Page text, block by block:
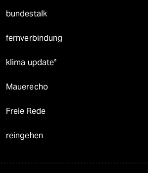
bundestalk
fernverbindung
klima update°
Mauerecho
Freie Rede
reingehen